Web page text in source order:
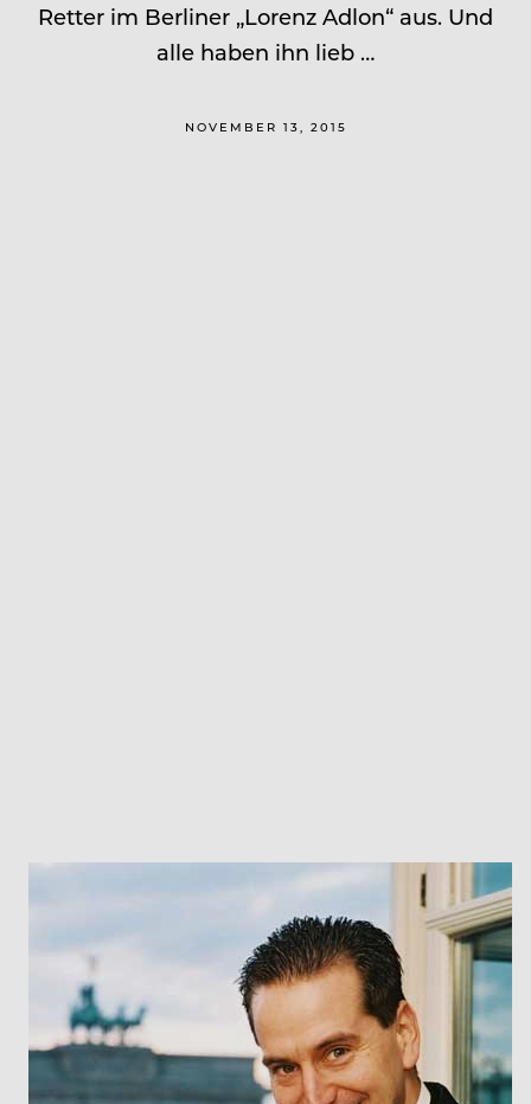
Retter im Berliner „Lorenz Adlon“ aus. Und
alle haben ihn lieb …
NOVEMBER 13, 2015